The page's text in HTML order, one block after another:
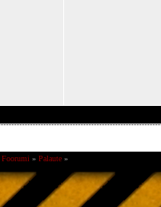
Foorumi » Palaute»